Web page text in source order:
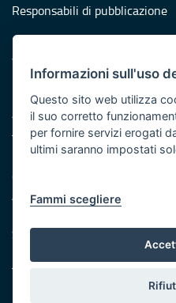
Responsabili di pubblicazione
Protezione civile
Vai al sito di Protezione Civile
Iniziativa finanziata con
Asse XI
Note legali
Cookie e privacy
Atti di notifica
Servizi Intranet
©
Informazioni sull'uso
Questo sito web utilizza
il suo corretto
per fornire servizi erogati
ultimi saranno impostati
Fammi scegliere